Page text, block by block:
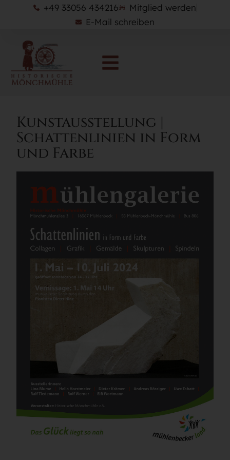
+49 33056 434216
Mitglied werden
E-Mail schreiben
Kunstausstellung |
Schattenlinien in Form
und Farbe